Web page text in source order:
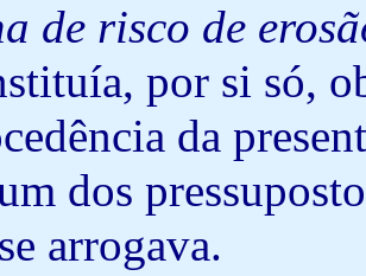
de risco de
por si só,
da
dos
arrogava.